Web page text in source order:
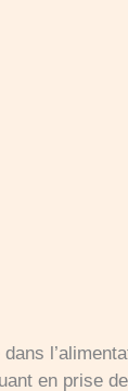
en prise